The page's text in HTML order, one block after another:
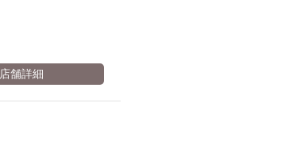
古島駅周辺
ふぐ料理
店舗詳細